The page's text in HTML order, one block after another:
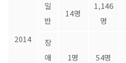
2014
일
반
14명
1,146
명
장
애
1명 54명